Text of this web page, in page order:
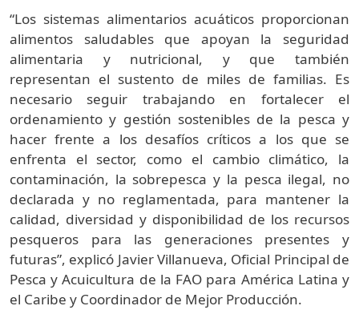
“Los sistemas alimentarios acuáticos proporcionan
alimentos saludables que apoyan la seguridad
alimentaria y nutricional, y que también
representan el sustento de miles de familias. Es
necesario seguir trabajando en fortalecer el
ordenamiento y gestión sostenibles de la pesca y
hacer frente a los desafíos críticos a los que se
enfrenta el sector, como el cambio climático, la
contaminación, la sobrepesca y la pesca ilegal, no
declarada y no reglamentada, para mantener la
calidad, diversidad y disponibilidad de los recursos
pesqueros para las generaciones presentes y
futuras”, explicó Javier Villanueva, Oficial Principal de
Pesca y Acuicultura de la FAO para América Latina y
el Caribe y Coordinador de Mejor Producción.